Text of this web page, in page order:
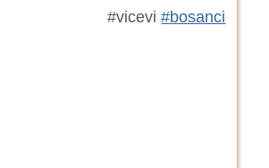
#vicevi#bosanci